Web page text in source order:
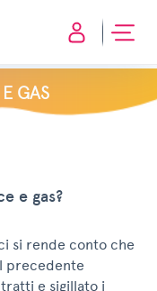
GAS
e gas?
si rende conto che
precedente
e sigillato i